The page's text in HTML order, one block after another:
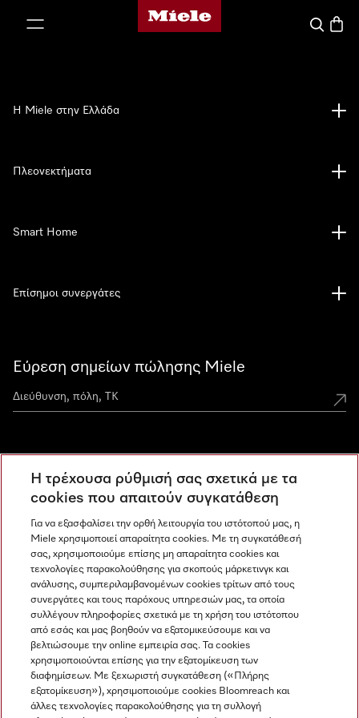
Αρχική σελίδα της Miele
Εύρεση σημείων πώλησης Miele
Ανακαλύψτε τα Miele Experience Center
Newsletter
Η Miele στην Ελλάδα
Πλεονεκτήματα
Smart Home
Επίσημοι συνεργάτες
Miele στο Instagram
Miele στο Facebook
Miele στο Youtube
Η τρέχουσα ρύθμισή σας σχετικά με τα
cookies που απαιτούν συγκατάθεση
Για να εξασφαλίσει την ορθή λειτουργία του ιστότοπού μας, η
Miele χρησιμοποιεί απαραίτητα cookies. Με τη συγκατάθεσή
σας, χρησιμοποιούμε επίσης μη απαραίτητα cookies και
τεχνολογίες παρακολούθησης για σκοπούς μάρκετινγκ και
ανάλυσης, συμπεριλαμβανομένων cookies τρίτων από τους
συνεργάτες και τους παρόχους υπηρεσιών μας, τα οποία
συλλέγουν πληροφορίες σχετικά με τη χρήση του ιστότοπου
από εσάς και μας βοηθούν να εξατομικεύσουμε και να
βελτιώσουμε την online εμπειρία σας. Τα cookies
χρησιμοποιούνται επίσης για την εξατομίκευση των
διαφημίσεων. Με ξεχωριστή συγκατάθεση («Πλήρης
εξατομίκευση»), χρησιμοποιούμε cookies Bloomreach και
άλλες τεχνολογίες παρακολούθησης για τη συλλογή